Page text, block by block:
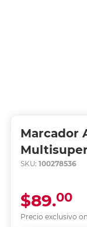
Marcador
SKU: 100278536
Precio exclusivo
$89.00